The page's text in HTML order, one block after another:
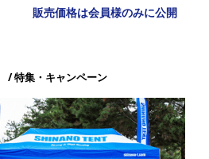
販売価格は会員様のみに公開
/ 特集・キャンペーン